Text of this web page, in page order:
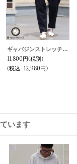
います